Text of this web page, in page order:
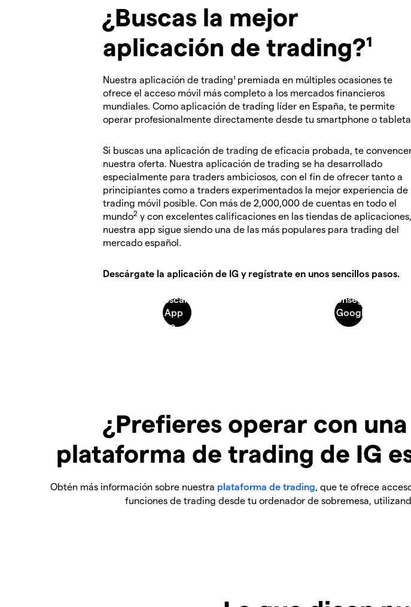
¿Buscas la mejor
aplicación de trading?¹
Nuestra aplicación de trading¹ premiada en múltiples ocasiones te
ofrece el acceso móvil más completo a los mercados financieros
mundiales. Como aplicación de trading líder en España, te permite
operar profesionalmente directamente desde tu smartphone o
Si buscas una aplicación de trading de eficacia probada, te
nuestra oferta. Nuestra aplicación de trading se ha desarrollado
especialmente para traders ambiciosos, con el fin de ofrecer tanto a
principiantes como a traders experimentados la mejor experiencia de
trading móvil posible. Con más de 2,000,000 de cuentas en todo el
mundo2 y con excelentes calificaciones en las tiendas de aplicaciones,
nuestra app sigue siendo una de las más populares para trading del
mercado español.
Descárgate la aplicación de IG y regístrate en unos sencillos pasos.
¿Prefieres operar con
plataforma de trading de IG
Obtén más información sobre nuestra plataforma de trading , que te ofrece
funciones de trading desde tu ordenador de sobremesa,